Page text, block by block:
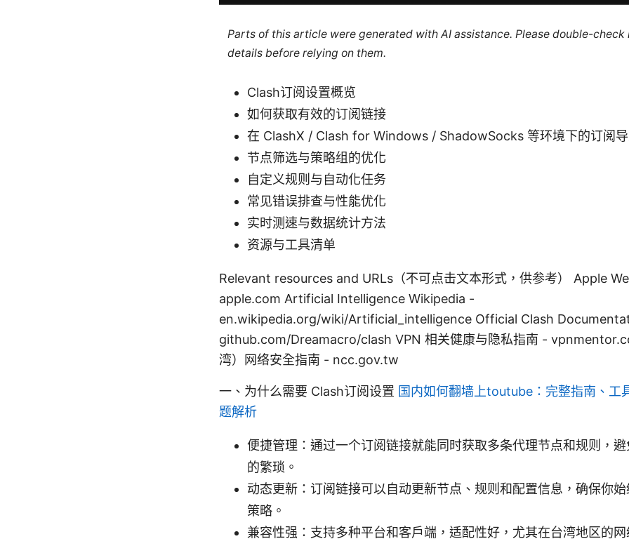
Parts of this article were generated with AI assistance. Please double-
details before relying on them.
Clash订阅设置概览
如何获取有效的订阅链接
在 ClashX / Clash for Windows / ShadowSocks 等环境下的订阅
节点筛选与策略组的优化
自定义规则与自动化任务
常见错误排查与性能优化
实时测速与数据统计方法
资源与工具清单
Relevant resources and URLs（不可点击文本形式，供参考） Apple
apple.com Artificial Intelligence Wikipedia -
en.wikipedia.org/wiki/Artificial_intelligence Official Clash
github.com/Dreamacro/clash VPN 相关健康与隐私指南 -
湾）网络安全指南 - ncc.gov.tw
一、为什么需要 Clash订阅设置 国内如何翻墙上toutube：完整指南、工
题解析
便捷管理：通过一个订阅链接就能同时获取多条代理节点和规则，
的繁琐。
动态更新：订阅链接可以自动更新节点、规则和配置信息，确保你
策略。
兼容性强：支持多种平台和客户端，适配性好，尤其在台湾地区的